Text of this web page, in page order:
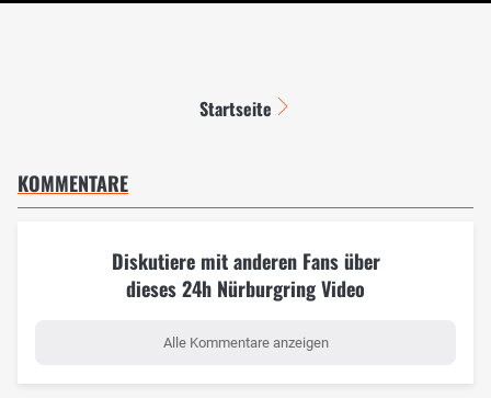
Startseite
KOMMENTARE
Diskutiere mit anderen Fans über
dieses 24h Nürburgring Video
Alle Kommentare anzeigen